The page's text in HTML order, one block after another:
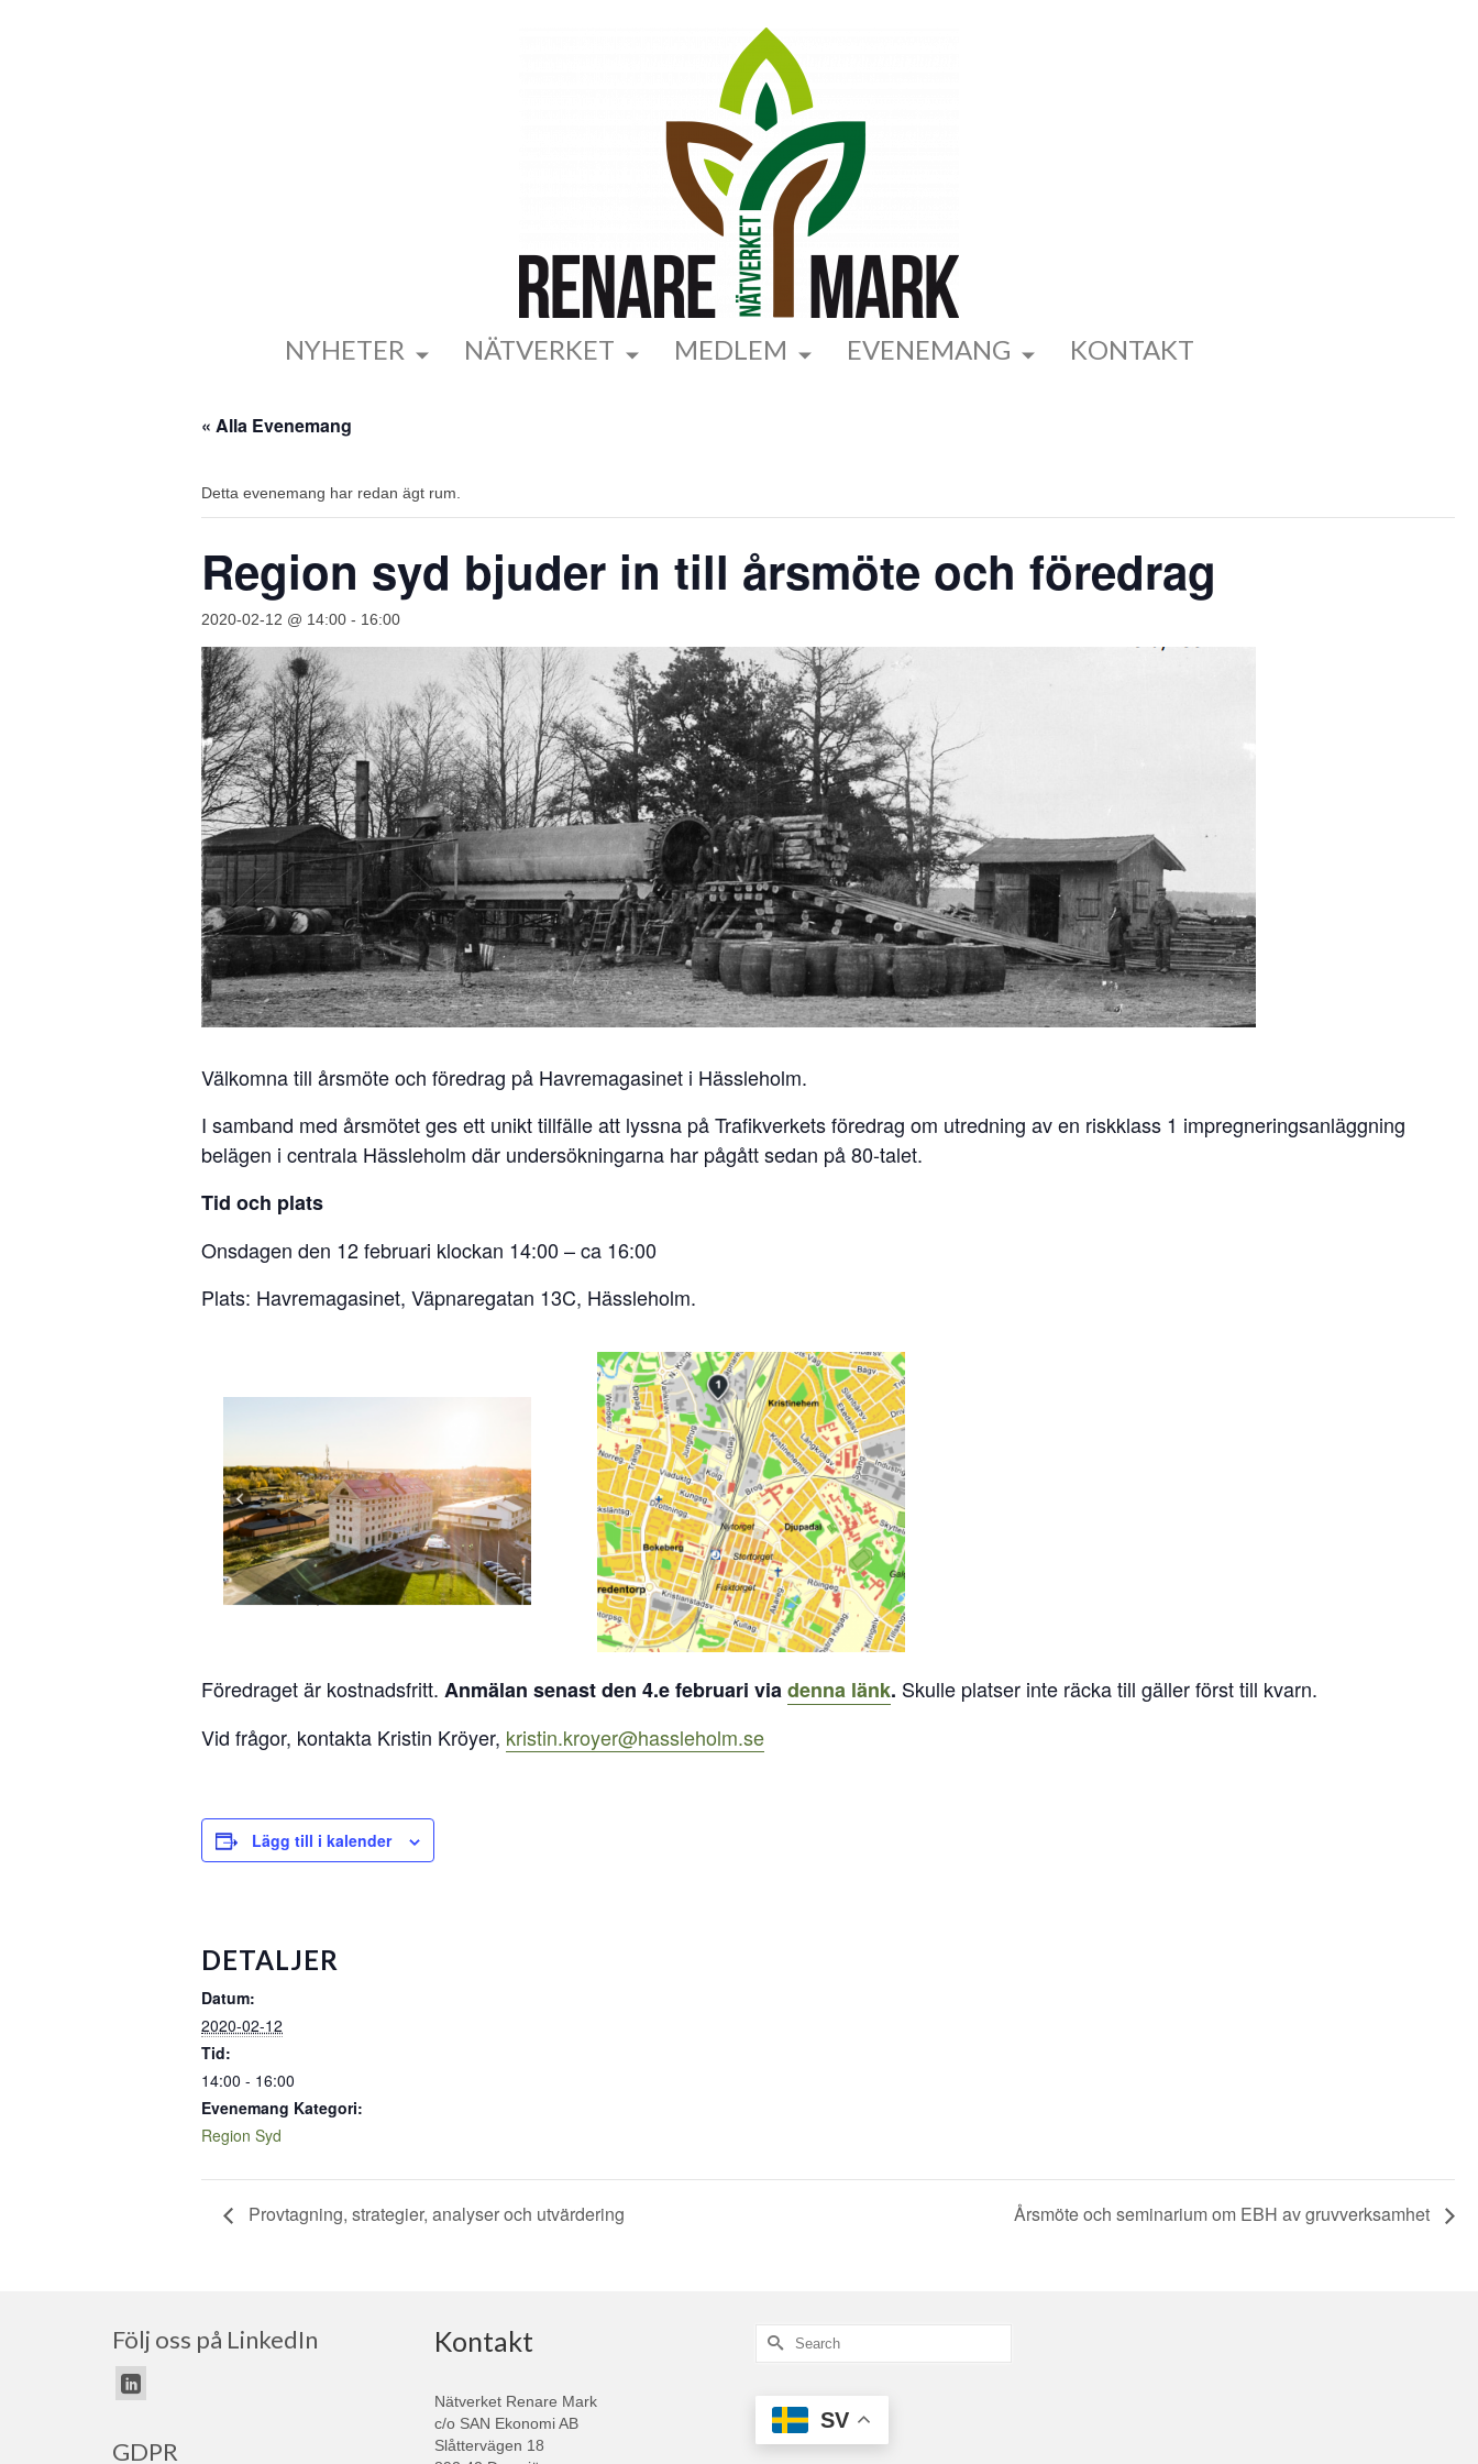
NYHETER NÄTVERKET MEDLEM EVENEMANG KONTAKT
« Alla Evenemang
Detta evenemang har redan ägt rum.
Region syd bjuder in till årsmöte och föredrag
2020-02-12 @ 14:00 - 16:00
Välkomna till årsmöte och föredrag på Havremagasinet i Hässleholm.
I samband med årsmötet ges ett unikt tillfälle att lyssna på Trafikverkets föredrag om utredning av en riskklass 1 impregneringsanläggning
belägen i centrala Hässleholm där undersökningarna har pågått sedan på 80-talet.
Tid och plats
Onsdagen den 12 februari klockan 14:00 – ca 16:00
Plats: Havremagasinet, Väpnaregatan 13C, Hässleholm.
Föredraget är kostnadsfritt. Anmälan senast den 4.e februari viadenna länk. Skulle platser inte räcka till gäller först till kvarn.
Vid frågor, kontakta Kristin Kröyer, kristin.kroyer@hassleholm.se
Lägg till i kalender
DETALJER
Datum:
2020-02-12
Tid:
14:00 - 16:00
Evenemang Kategori:
Region Syd
Provtagning, strategier, analyser och utvärdering Årsmöte och seminarium om EBH av gruvverksamhet
Följ oss på LinkedIn
GDPR
Kontakt
Nätverket Renare Mark
c/o SAN Ekonomi AB
Slåttervägen 18
Search
SV